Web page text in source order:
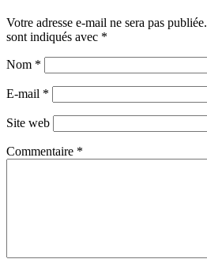
Votre adresse e-mail ne sera pas publiée.
sont indiqués avec *
Nom *
E-mail *
Site web
Commentaire *